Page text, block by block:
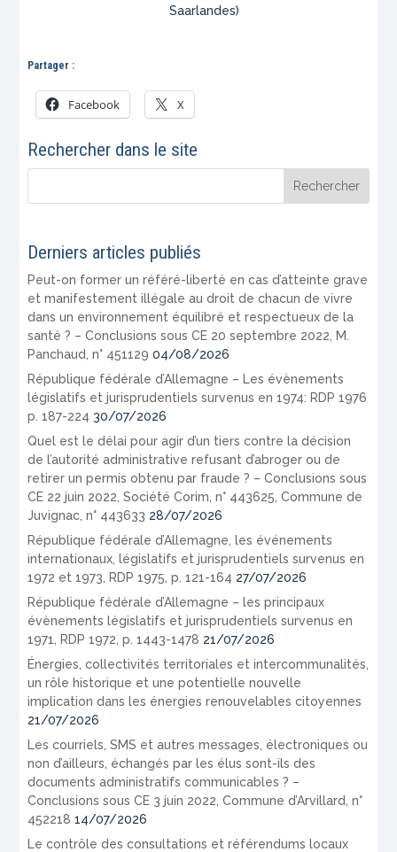
Saarlandes)
Partager :
Facebook X
Rechercher dans le site
Derniers articles publiés
Peut-on former un référé-liberté en cas d’atteinte grave
et manifestement illégale au droit de chacun de vivre
dans un environnement équilibré et respectueux de la
santé ? – Conclusions sous CE 20 septembre 2022, M.
Panchaud, n° 451129 04/08/2026
République fédérale d’Allemagne – Les évènements
législatifs et jurisprudentiels survenus en 1974: RDP 1976
p. 187-224 30/07/2026
Quel est le délai pour agir d’un tiers contre la décision
de l’autorité administrative refusant d’abroger ou de
retirer un permis obtenu par fraude ? – Conclusions sous
CE 22 juin 2022, Société Corim, n° 443625, Commune de
Juvignac, n° 443633 28/07/2026
République fédérale d’Allemagne, les événements
internationaux, législatifs et jurisprudentiels survenus en
1972 et 1973, RDP 1975, p. 121-164 27/07/2026
République fédérale d’Allemagne – les principaux
évènements législatifs et jurisprudentiels survenus en
1971, RDP 1972, p. 1443-1478 21/07/2026
Énergies, collectivités territoriales et intercommunalités,
un rôle historique et une potentielle nouvelle
implication dans les énergies renouvelables citoyennes
21/07/2026
Les courriels, SMS et autres messages, électroniques ou
non d’ailleurs, échangés par les élus sont-ils des
documents administratifs communicables ? –
Conclusions sous CE 3 juin 2022, Commune d’Arvillard, n°
452218 14/07/2026
Le contrôle des consultations et référendums locaux